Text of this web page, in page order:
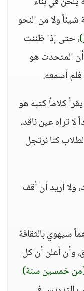
شيئاً ولا من النحو
، حتى إذا ظننت
المتحدث هو
فلم أسمعه.
كلاماً كتبه هو
تراه عين ناقد،
كنا نرتجل
ولا أريد أن أقف
سيهوي بالثقافة
وأن أعلن أن كل
خمسين سنة)